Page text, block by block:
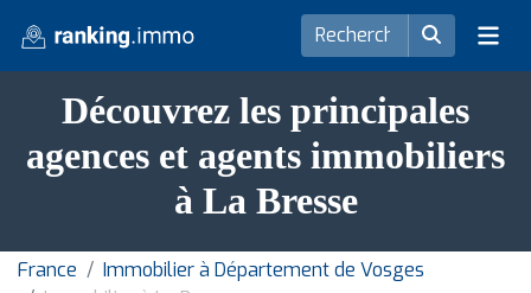
Découvrez les principales
agences et agents immobiliers
à La Bresse
France
Immobilier à Département de Vosges